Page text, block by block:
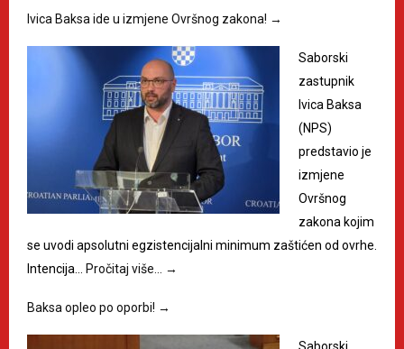
Ivica Baksa ide u izmjene Ovršnog zakona! →
Saborski
zastupnik
Ivica Baksa
(NPS)
predstavio je
izmjene
Ovršnog
zakona kojim
se uvodi apsolutni egzistencijalni minimum zaštićen od ovrhe.
Intencija… Pročitaj više… →
Baksa opleo po oporbi! →
Saborski